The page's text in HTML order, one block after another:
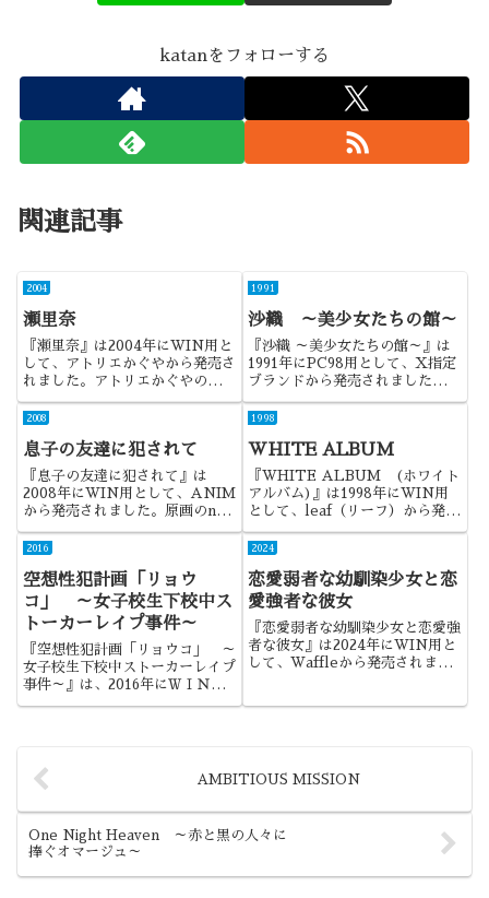
katanをフォローする
関連記事
2004
瀬里奈
『瀬里奈』は2004年にWIN用と
して、アトリエかぐやから発売さ
れました。アトリエかぐやの代表
1991
沙織 ～美少女たちの館～
『沙織 ～美少女たちの館～』は
1991年にPC98用として、X指定
ブランドから発売されました。い
なったゲームですね。その意味で
う。
2008
息子の友達に犯されて
『息子の友達に犯されて』は
2008年にWIN用として、ANIM
から発売されました。原画のnon
でした。
1998
WHITE ALBUM
『WHITE ALBUM (ホワイト
アルバム)』は1998年にWIN用
として、leaf（リーフ）から発売
向性を変えようとした姿勢は好印
やや空回りに終わってしまった感
が否めない作品で...
2016
空想性犯計画「リョウ
コ」 ～女子校生下校中ス
トーカーレイプ事件～
『空想性犯計画「リョウコ」 ～
女子校生下校中ストーカーレイプ
事件～』は、2016年にＷＩＮ用
2024
恋愛弱者な幼馴染少女と恋
愛強者な彼女
『恋愛弱者な幼馴染少女と恋愛強
者な彼女』は2024年にWIN用と
して、Waffleから発売されまし
AMBITIOUS MISSION
One Night Heaven ～赤と黒の人々に
捧ぐオマージュ～